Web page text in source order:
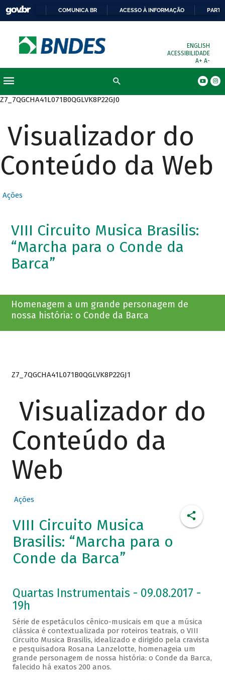
COMUNICA BR ACESSO À INFORMAÇÃO
ENGLISH
ACESSIBILIDADE
A+ A-
Z7_7QGCHA41L071B0QGLVK8P22GJ0
Visualizador do
Conteúdo da Web
Ações
VIII Circuito Musica Brasilis:
“Marcha para o Conde da
Barca”
Homenagem a um grande personagem de
nossa história: o Conde da Barca
Z7_7QGCHA41L071B0QGLVK8P22GJ1
Visualizador do
Conteúdo da
Web
Ações
VIII Circuito Musica
Brasilis: “Marcha para o
Conde da Barca”
Quartas Instrumentais - 09.08.2017 -
19h
Série de espetáculos cênico-musicais em que a música
clássica é contextualizada por roteiros teatrais, o VIII
Circuito Musica Brasilis, idealizado e dirigido pela cravista
e pesquisadora Rosana Lanzelotte, homenageia um
grande personagem de nossa história: o Conde da Barca,
falecido há exatos 200 anos.